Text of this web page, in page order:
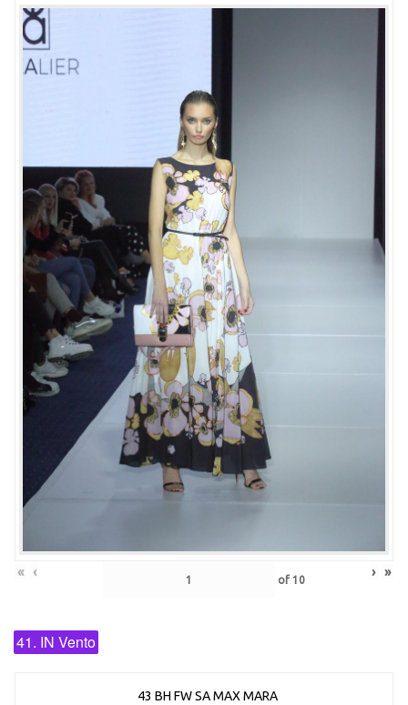
« ‹ of 10 › »
41. IN Vento
43 BH FW SA MAX MARA